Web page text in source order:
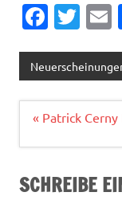
Fa
e
b
o
o
k
T
it
te
r
l
« Patrick Cerny
SCHREIBE